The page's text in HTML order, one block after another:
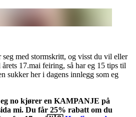
med stormskritt, og visst du vil eller
17.mai feiring, så har eg 15 tips til
sukker her i dagens innlegg som eg
no kjører en KAMPANJE på
mi. Du får 25% rabatt om du